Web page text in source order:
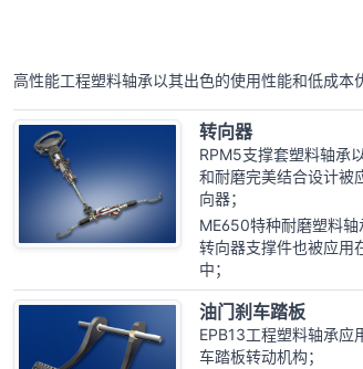
高性能工程塑料轴承以其出色的使用性能和低成本
转向器
RPM5支撑套塑料轴承
和耐磨完美结合设计被
向器；
ME650特种耐磨塑料轴
转向器支撑件也被应用
中；
油门刹车踏板
EPB13工程塑料轴承应
车踏板转动机构；